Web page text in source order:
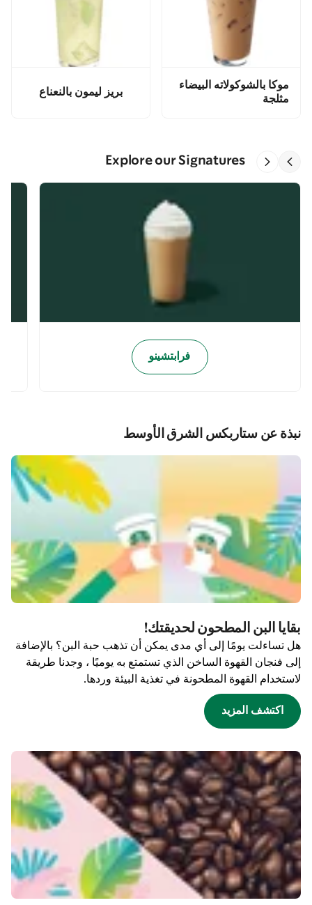
موكا بالشوكولاته البيضاء
مثلجة
بريز ليمون بالنعناع
Explore our Signatures
فرابتشينو
نبذة عن ستاربكس الشرق الأوسط
بقايا البن المطحون لحديقتك!
هل تساءلت يومًا إلى أي مدى يمكن أن تذهب حبة البن؟ بالإضافة
إلى فنجان القهوة الساخن الذي تستمتع به يوميًا ، وجدنا طريقة
لاستخدام القهوة المطحونة في تغذية البيئة وردها.
اكتشف المزيد